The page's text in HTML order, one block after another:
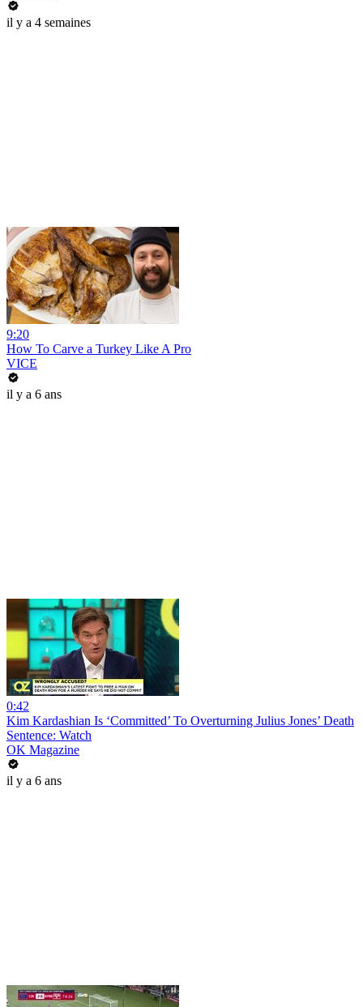
il y a 4 semaines
9:20
How To Carve a Turkey Like A Pro
VICE
il y a 6 ans
0:42
Kim Kardashian Is ‘Committed’ To Overturning Julius Jones’ Death
Sentence: Watch
OK Magazine
il y a 6 ans